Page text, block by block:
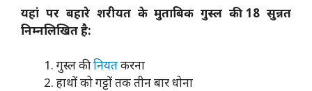
यहां पर बहारे शरीयत के मुताबिक गुस्ल की 18 सुन्नत
निम्नलिखित है:
गुस्ल कीनियतकरना
हाथों को गट्टों तक तीन बार धोना